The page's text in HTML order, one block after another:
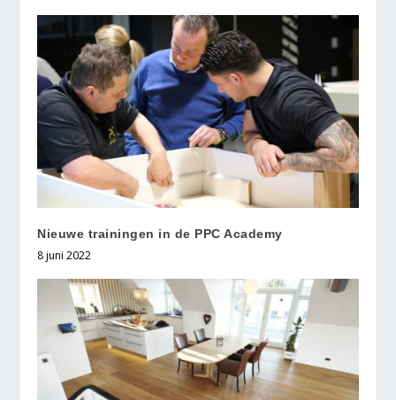
Nieuwe trainingen in de PPC Academy
8 juni 2022